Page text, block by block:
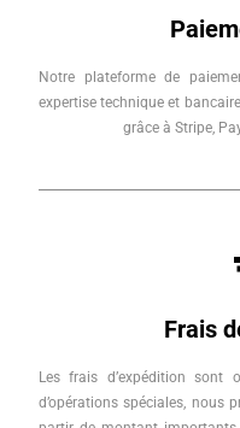
Notre plateforme de
expertise technique et
grâce à Stripe,
Frais
Les frais d’expédition
d’opérations spéciales, nous